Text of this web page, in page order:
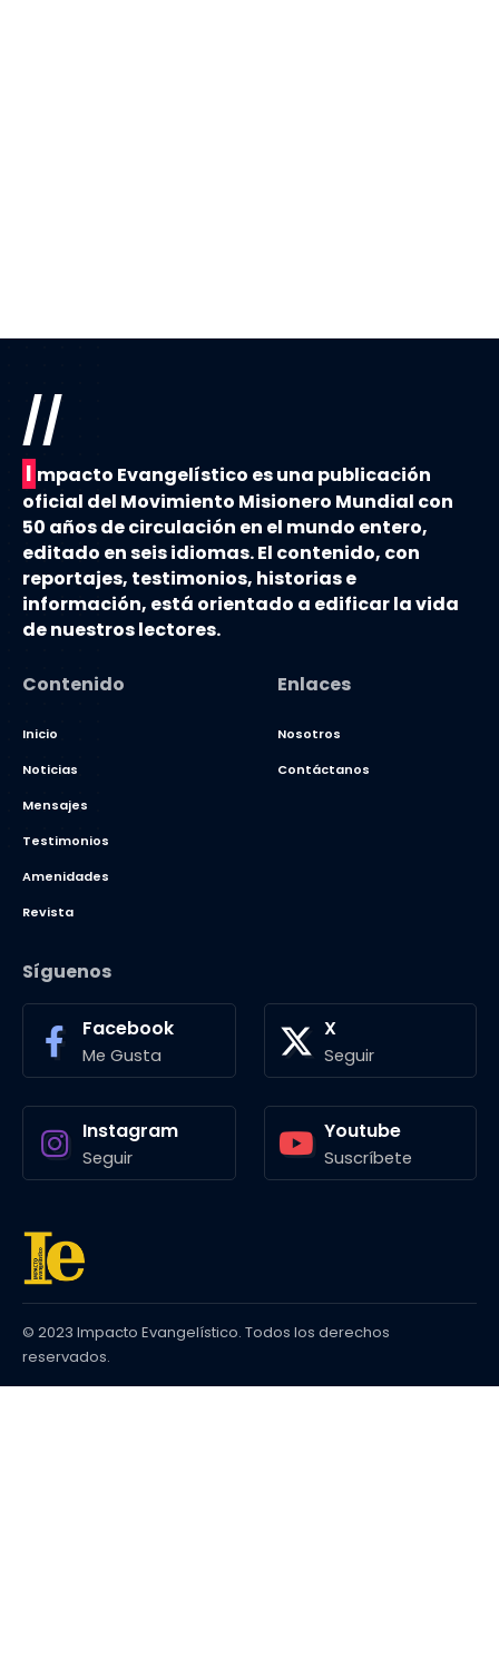
//
I mpacto Evangelístico es una publicación
oficial del Movimiento Misionero Mundial con
50 años de circulación en el mundo entero,
editado en seis idiomas. El contenido, con
reportajes, testimonios, historias e
información, está orientado a edificar la vida
de nuestros lectores.
Contenido
Inicio
Noticias
Mensajes
Testimonios
Amenidades
Revista
Enlaces
Nosotros
Contáctanos
Síguenos
Facebook
Me Gusta
X
Seguir
Instagram
Seguir
Youtube
Suscríbete
© 2023 Impacto Evangelístico. Todos los derechos
reservados.